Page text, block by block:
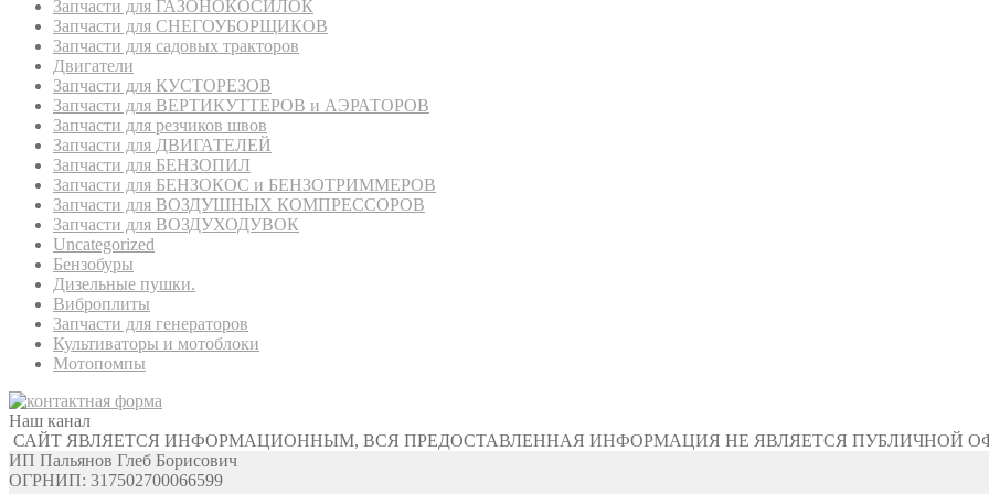
Запчасти для ГАЗОНОКОСИЛОК
Запчасти для СНЕГОУБОРЩИКОВ
Запчасти для садовых тракторов
Двигатели
Запчасти для КУСТОРЕЗОВ
Запчасти для ВЕРТИКУТТЕРОВ и АЭРАТОРОВ
Запчасти для резчиков швов
Запчасти для ДВИГАТЕЛЕЙ
Запчасти для БЕНЗОПИЛ
Запчасти для БЕНЗОКОС и БЕНЗОТРИММЕРОВ
Запчасти для ВОЗДУШНЫХ КОМПРЕССОРОВ
Запчасти для ВОЗДУХОДУВОК
Uncategorized
Бензобуры
Дизельные пушки.
Виброплиты
Запчасти для генераторов
Культиваторы и мотоблоки
Мотопомпы
Наш канал
САЙТ ЯВЛЯЕТСЯ ИНФОРМАЦИОННЫМ, ВСЯ ПРЕДОСТАВЛЕННАЯ ИНФОРМАЦИЯ НЕ ЯВЛЯЕТСЯ ПУБЛИЧНОЙ
ИП Пальянов Глеб Борисович
ОГРНИП: 317502700066599